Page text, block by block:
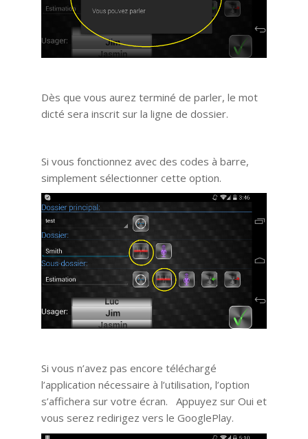
Dès que vous aurez terminé de parler, le mot
dicté sera inscrit sur la ligne de dossier.
Si vous fonctionnez avec des codes à barre,
simplement sélectionner cette option.
Si vous n’avez pas encore téléchargé
l’application nécessaire à l’utilisation, l’option
s’affichera sur votre écran. Appuyez sur Oui et
vous serez redirigez vers le GooglePlay.